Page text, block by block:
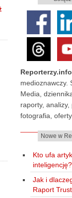
Reporterzy.info
medioznawczy.
Media,
raporty, analizy,
fotografia,
Nowe w
Kto ufa
Jak i
Raport